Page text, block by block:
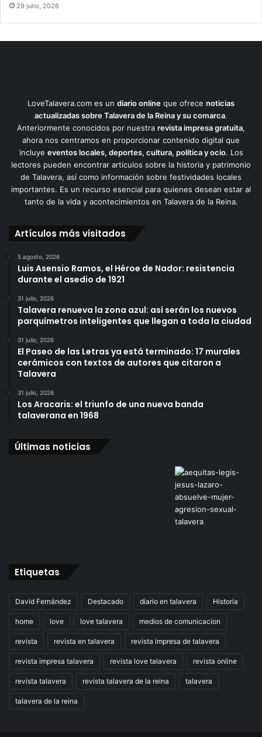
29 julio, 2026
LoveTalavera.com es un diario online que ofrece noticias
actualizadas sobre Talavera de la Reina y su comarca.
Anteriormente conocidos por nuestra revista impresa gratuita,
ahora nos centramos en proporcionar contenido digital que
incluye eventos locales, deportes, cultura, política y ocio. Los
lectores pueden encontrar artículos sobre la historia y patrimonio
de Talavera, así como información sobre festividades locales
importantes. Es un recurso esencial para quienes desean estar al
tanto de la vida y acontecimientos en Talavera de la Reina.
Artículos más visitados
5 agosto, 2026
Luis Asensio Ramos, el Héroe de Nador: resistencia
durante el asedio de 1921
31 julio, 2026
Talavera renueva la zona azul: así serán los nuevos
parquímetros inteligentes que llegan a toda la ciudad
31 julio, 2026
El Paseo de las Letras ya está terminado: 17 murales
cerámicos con textos de autores que citaron a
Talavera
31 julio, 2026
Los Aracaris: el triunfo de una nueva banda
talaverana en 1968
Últimas noticias
Etiquetas
David Fernández Destacado diario en talavera Historia
home love love talavera medios de comunicacion
revista revista en talavera revista impresa de talavera
revista impresa talavera revista love talavera revista online
revista talavera revista talavera de la reina talavera
talavera de la reina